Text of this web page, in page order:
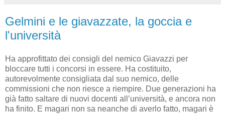
Gelmini e le giavazzate, la goccia e
l'università
Ha approfittato dei consigli del nemico Giavazzi per
bloccare tutti i concorsi in essere. Ha costituito,
autorevolmente consigliata dal suo nemico, delle
commissioni che non riesce a riempire. Due generazioni ha
già fatto saltare di nuovi docenti all’università, e ancora non
ha finito. E magari non sa neanche di averlo fatto, magari è